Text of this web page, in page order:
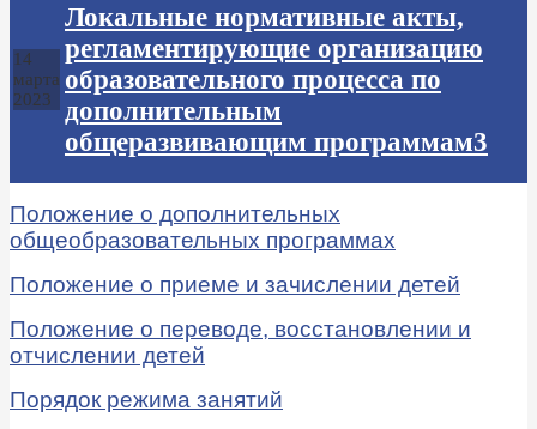
14
марта
2023
Локальные нормативные акты,
регламентирующие организацию
образовательного процесса по
дополнительным
общеразвивающим программам3
Положение о дополнительных
общеобразовательных программах
Положение о приеме и зачислении детей
Положение о переводе, восстановлении и
отчислении детей
Порядок режима занятий